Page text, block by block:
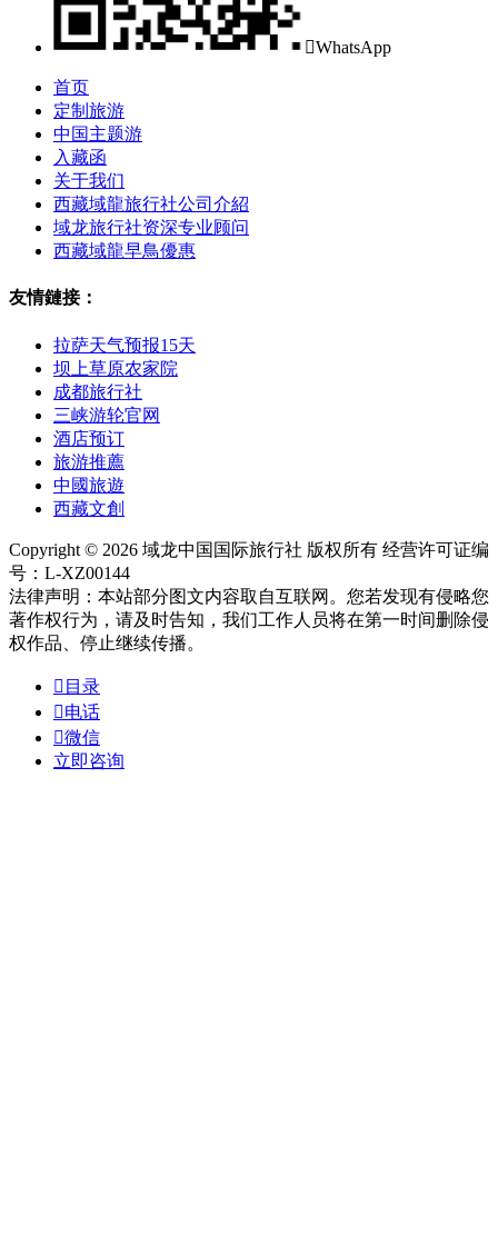
WhatsApp
首页
定制旅游
中国主题游
入藏函
关于我们
西藏域龍旅行社公司介紹
域龙旅行社资深专业顾问
西藏域龍早鳥優惠
友情鏈接：
拉萨天气预报15天
坝上草原农家院
成都旅行社
三峡游轮官网
酒店预订
旅游推薦
中國旅遊
西藏文創
Copyright © 2026 域龙中国国际旅行社 版权所有 经营许可证编
号：L-XZ00144
法律声明：本站部分图文内容取自互联网。您若发现有侵略您
著作权行为，请及时告知，我们工作人员将在第一时间删除侵
权作品、停止继续传播。
 目录
电话
微信
立即咨询